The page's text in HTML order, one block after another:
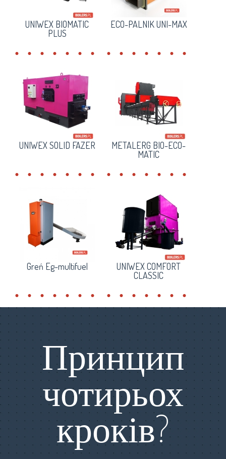
UNIWEX BIOMATIC
PLUS
ECO-PALNIK UNI-MAX
UNIWEX SOLID FAZER
METALERG BIO-ECO-
MATIC
Greń Eg-multifuel
UNIWEX COMFORT
CLASSIC
Принцип
чотирьох
кроків?